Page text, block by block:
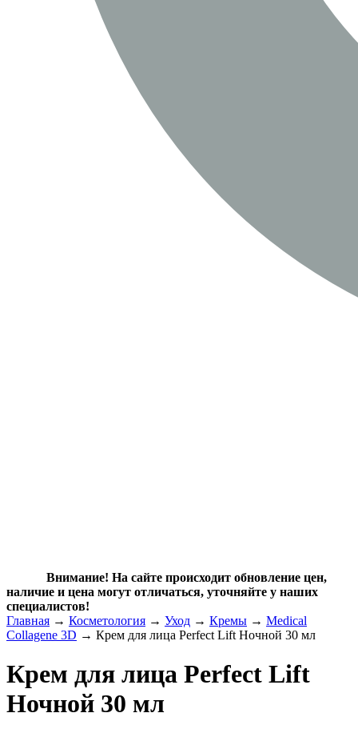
Внимание! На сайте происходит обновление цен,
наличие и цена могут отличаться, уточняйте у наших
специалистов!
Главная → Косметология → Уход → Кремы → Medical
Collagene 3D → Крем для лица Perfect Lift Ночной 30 мл
Крем для лица Perfect Lift
Ночной 30 мл